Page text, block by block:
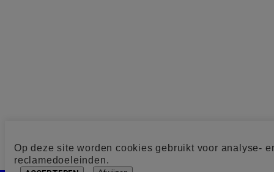
Op deze site worden cookies gebruikt voor analyse-
reclamedoeleinden.